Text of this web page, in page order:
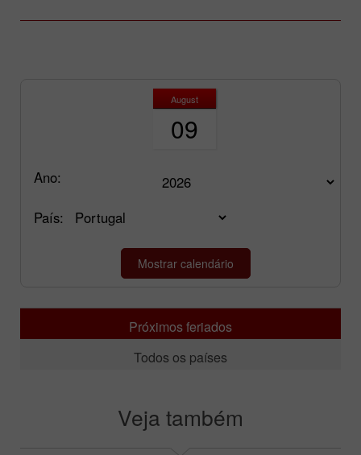
August
09
Ano:
País:
Próximos feriados
Todos os países
Veja também